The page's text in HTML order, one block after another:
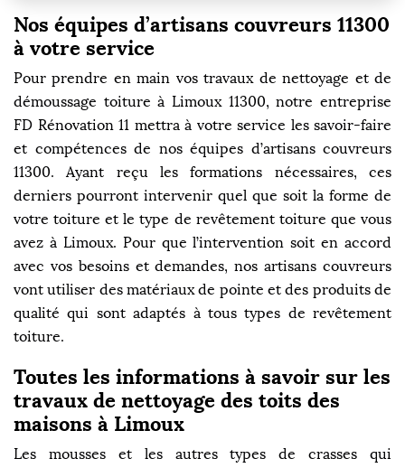
Nos équipes d’artisans couvreurs 11300
à votre service
Pour prendre en main vos travaux de nettoyage et de
démoussage toiture à Limoux 11300, notre entreprise
FD Rénovation 11 mettra à votre service les savoir-faire
et compétences de nos équipes d’artisans couvreurs
11300. Ayant reçu les formations nécessaires, ces
derniers pourront intervenir quel que soit la forme de
votre toiture et le type de revêtement toiture que vous
avez à Limoux. Pour que l’intervention soit en accord
avec vos besoins et demandes, nos artisans couvreurs
vont utiliser des matériaux de pointe et des produits de
qualité qui sont adaptés à tous types de revêtement
toiture.
Toutes les informations à savoir sur les
travaux de nettoyage des toits des
maisons à Limoux
Les mousses et les autres types de crasses qui